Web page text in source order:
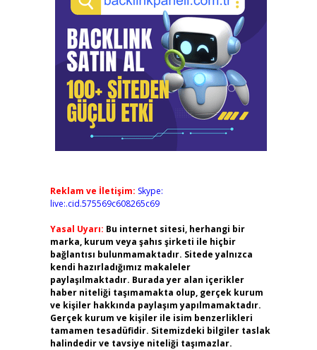
Reklam ve İletişim: Skype:
live:.cid.575569c608265c69
Yasal Uyarı: Bu internet sitesi, herhangi bir
marka, kurum veya şahıs şirketi ile hiçbir
bağlantısı bulunmamaktadır. Sitede yalnızca
kendi hazırladığımız makaleler
paylaşılmaktadır. Burada yer alan içerikler
haber niteliği taşımamakta olup, gerçek kurum
ve kişiler hakkında paylaşım yapılmamaktadır.
Gerçek kurum ve kişiler ile isim benzerlikleri
tamamen tesadüfidir. Sitemizdeki bilgiler taslak
halindedir ve tavsiye niteliği taşımazlar.